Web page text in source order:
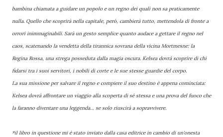
bambina chiamata a guidare un popolo e un regno dei quali non sa praticamente
nulla. Quello che scoprirà nella capitale, però, cambierà tutto, mettendola di fronte a
orrori inimmaginabili. Sarà un gesto semplice quanto audace a gettare il regno nel
caos, scatenando la vendetta della tirannica sovrana della vicina Mortmesne: la
Regina Rossa, una strega posseduta dalla magia oscura. Kelsea dovrà scoprire di chi
fidarsi tra i suoi servitori, i nobili di corte e le sue stesse guardie del corpo.
La sua missione per salvare il regno e compiere il suo destino è appena cominciata:
Kelsea dovrà affrontare un viaggio alla scoperta di sé stessa e una prova del fuoco che
la faranno diventare una leggenda… se solo riuscirà a sopravvivere.
*il libro in questione mi è stato inviato dalla casa editrice in cambio di un'onesta